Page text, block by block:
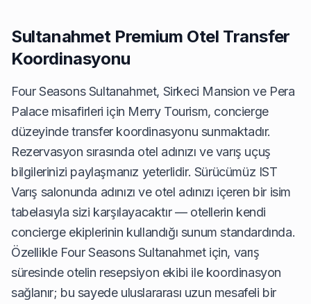
Sultanahmet Premium Otel Transfer
Koordinasyonu
Four Seasons Sultanahmet, Sirkeci Mansion ve Pera
Palace misafirleri için Merry Tourism, concierge
düzeyinde transfer koordinasyonu sunmaktadır.
Rezervasyon sırasında otel adınızı ve varış uçuş
bilgilerinizi paylaşmanız yeterlidir. Sürücümüz IST
Varış salonunda adınızı ve otel adınızı içeren bir isim
tabelasıyla sizi karşılayacaktır — otellerin kendi
concierge ekiplerinin kullandığı sunum standardında.
Özellikle Four Seasons Sultanahmet için, varış
süresinde otelin resepsiyon ekibi ile koordinasyon
sağlanır; bu sayede uluslararası uzun mesafeli bir